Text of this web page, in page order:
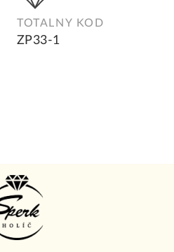
TOTALNY KOD
ZP33-1